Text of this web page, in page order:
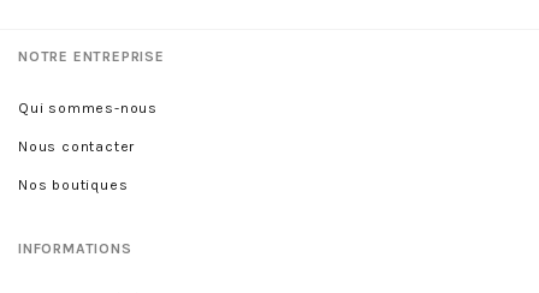
NOTRE ENTREPRISE
Qui sommes-nous
Nous contacter
Nos boutiques
INFORMATIONS